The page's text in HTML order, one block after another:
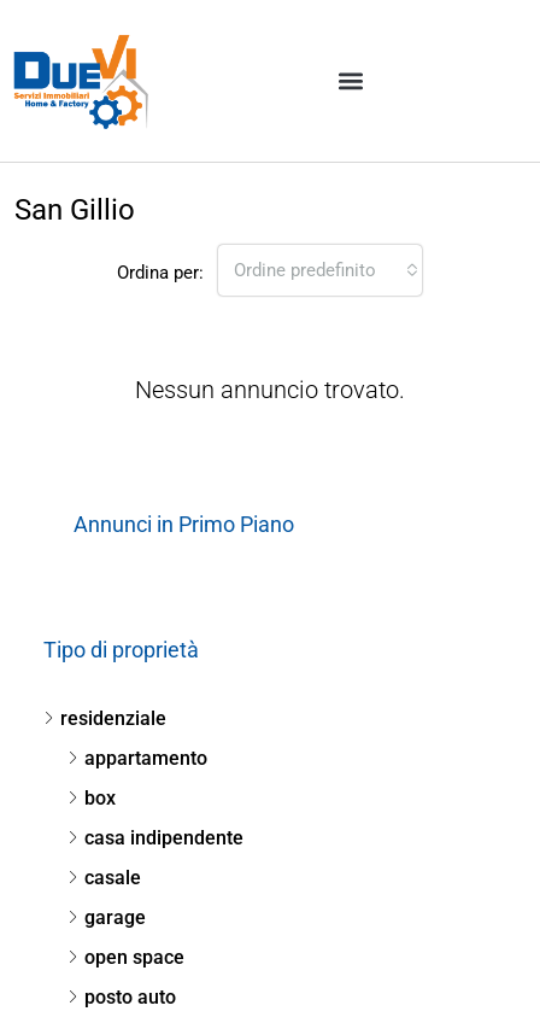
San Gillio
Ordina per: Ordine predefinito
Nessun annuncio trovato.
Annunci in Primo Piano
Tipo di proprietà
residenziale
appartamento
box
casa indipendente
casale
garage
open space
posto auto